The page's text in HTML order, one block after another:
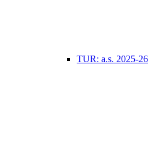
TUR: a.s. 2025-26